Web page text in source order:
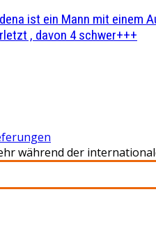
ist ein Mann mit einem
, davon 4 schwer+++
während der